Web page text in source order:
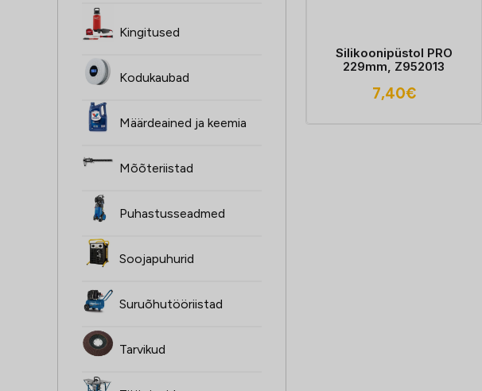
Kingitused
Kodukaubad
Määrdeained ja keemia
Mõõteriistad
Puhastusseadmed
Soojapuhurid
Suruõhutööriistad
Tarvikud
Silikoonipüstol PRO
229mm, Z952013
7,40€